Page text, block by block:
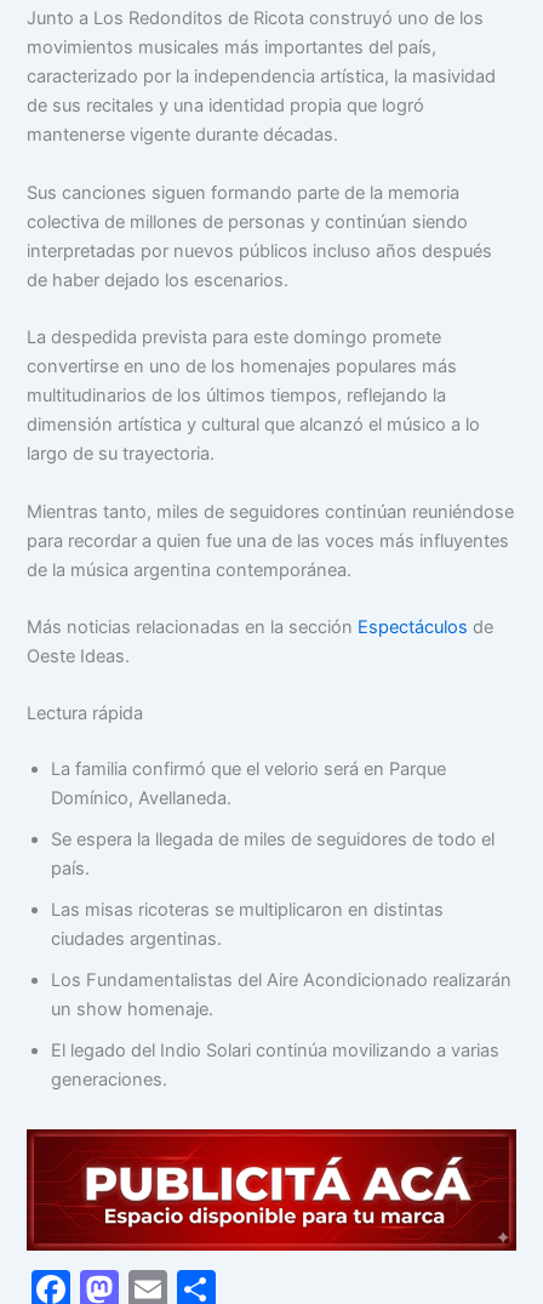
Junto a Los Redonditos de Ricota construyó uno de los
movimientos musicales más importantes del país,
caracterizado por la independencia artística, la masividad
de sus recitales y una identidad propia que logró
mantenerse vigente durante décadas.
Sus canciones siguen formando parte de la memoria
colectiva de millones de personas y continúan siendo
interpretadas por nuevos públicos incluso años después
de haber dejado los escenarios.
La despedida prevista para este domingo promete
convertirse en uno de los homenajes populares más
multitudinarios de los últimos tiempos, reflejando la
dimensión artística y cultural que alcanzó el músico a lo
largo de su trayectoria.
Mientras tanto, miles de seguidores continúan reuniéndose
para recordar a quien fue una de las voces más influyentes
de la música argentina contemporánea.
Más noticias relacionadas en la sección Espectáculos de
Oeste Ideas.
Lectura rápida
La familia confirmó que el velorio será en Parque
Domínico, Avellaneda.
Se espera la llegada de miles de seguidores de todo el
país.
Las misas ricoteras se multiplicaron en distintas
ciudades argentinas.
Los Fundamentalistas del Aire Acondicionado realizarán
un show homenaje.
El legado del Indio Solari continúa movilizando a varias
generaciones.
F
M E